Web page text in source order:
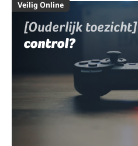
Veilig Online
[Ouderlijk toezicht]
control?